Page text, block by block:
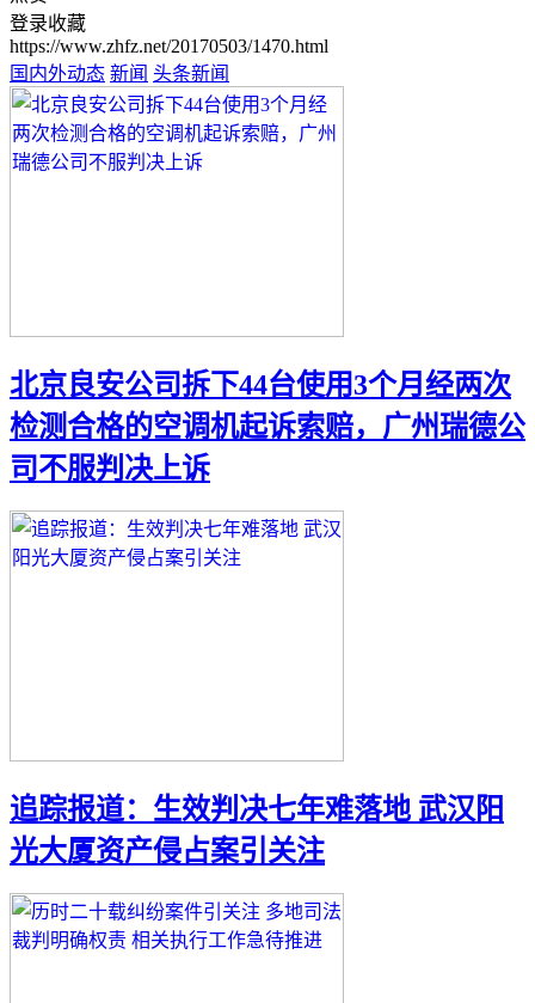
登录收藏
https://www.zhfz.net/20170503/1470.html
国内外动态 新闻 头条新闻
北京良安公司拆下44台使用3个月经两次
检测合格的空调机起诉索赔，广州瑞德公
司不服判决上诉
追踪报道：生效判决七年难落地 武汉阳
光大厦资产侵占案引关注